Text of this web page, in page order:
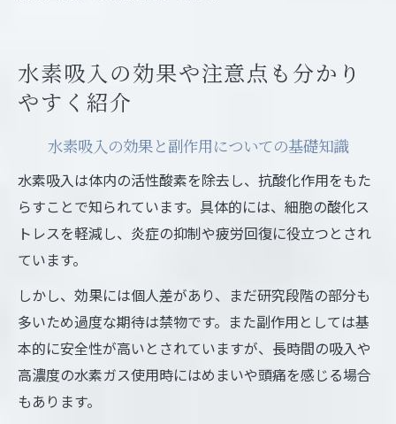
水素吸入の効果や注意点も分かり
やすく紹介
水素吸入の効果と副作用についての基礎知識
水素吸入は体内の活性酸素を除去し、抗酸化作用をもた
らすことで知られています。具体的には、細胞の酸化ス
トレスを軽減し、炎症の抑制や疲労回復に役立つとされ
ています。
しかし、効果には個人差があり、まだ研究段階の部分も
多いため過度な期待は禁物です。また副作用としては基
本的に安全性が高いとされていますが、長時間の吸入や
高濃度の水素ガス使用時にはめまいや頭痛を感じる場合
もあります。